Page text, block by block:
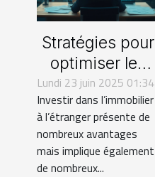
Stratégies pour
optimiser les
investissements
immobiliers à
l'étranger
Lundi 23 juin 2025 01:34
Investir dans l’immobilier
à l’étranger présente de
nombreux avantages
mais implique également
de nombreux...